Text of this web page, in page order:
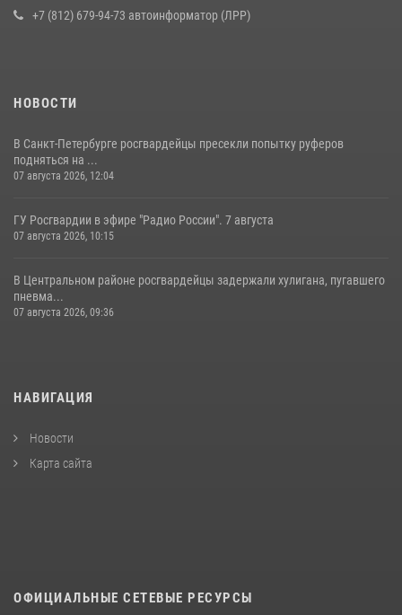
+7 (812) 679-94-73 автоинформатор (ЛРР)
НОВОСТИ
В Санкт-Петербурге росгвардейцы пресекли попытку руферов
подняться на ...
07 августа 2026, 12:04
ГУ Росгвардии в эфире "Радио России". 7 августа
07 августа 2026, 10:15
В Центральном районе росгвардейцы задержали хулигана, пугавшего
пневма...
07 августа 2026, 09:36
НАВИГАЦИЯ
Новости
Карта сайта
ОФИЦИАЛЬНЫЕ СЕТЕВЫЕ РЕСУРСЫ